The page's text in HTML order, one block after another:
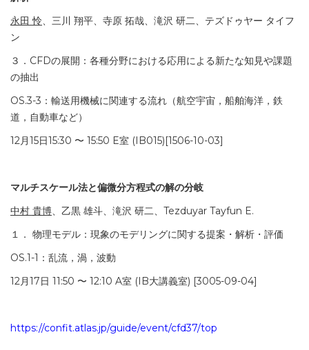
永田 怜、三川 翔平、寺原 拓哉、滝沢 研二、テズドゥヤー タイフ
ン
３．CFDの展開：各種分野における応用による新たな知見や課題
の抽出
OS.3-3：輸送用機械に関連する流れ（航空宇宙，船舶海洋，鉄
道，自動車など）
12月15日15:30 〜 15:50 E室 (IB015)[1506-10-03]
マルチスケール法と偏微分方程式の解の分岐
中村 貴博、乙黒 雄斗、滝沢 研二、Tezduyar Tayfun E.
１． 物理モデル：現象のモデリングに関する提案・解析・評価
OS.1-1：乱流，渦，波動
12月17日 11:50 〜 12:10 A室 (IB大講義室) [3005-09-04]
https://confit.atlas.jp/guide/event/cfd37/top